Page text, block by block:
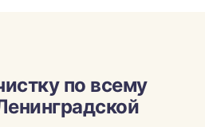
по всему